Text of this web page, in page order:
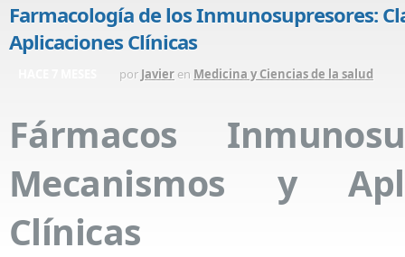
Farmacología de los Inmunosupresores:
Aplicaciones Clínicas
por Javier en Medicina y Ciencias de la salud
Fármacos
Mecanismos y
Clínicas